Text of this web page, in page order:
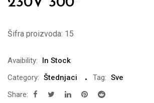
Šifra proizvoda: 15
Avaibility:
In Stock
Category: Štednjaci Tag: Sve
Share: